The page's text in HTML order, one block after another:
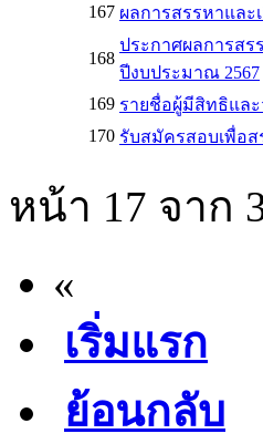
167 ผลการสรรหาและ
168
ประกาศผลการสร
ปีงบประมาณ 2567
169 รายชื่อผู้มีสิทธิและ
170 รับสมัครสอบเพื่อส
หน้า 17 จาก
«
เริ่มแรก
ย้อนกลับ